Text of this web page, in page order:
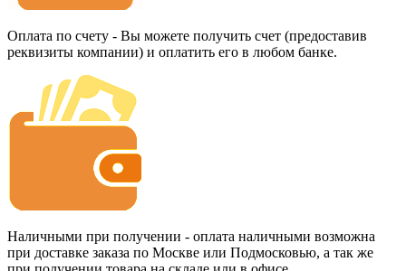
Оплата по счету - Вы можете получить счет (предоставив
реквизиты компании) и оплатить его в любом банке.
Наличными при получении - оплата наличными возможна
при доставке заказа по Москве или Подмосковью, а так же